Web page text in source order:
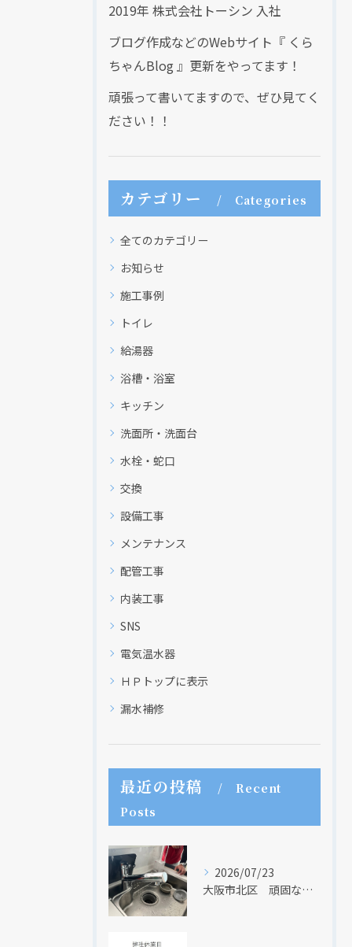
2019年 株式会社トーシン 入社
ブログ作成などのWebサイト『 くら
ちゃんBlog 』更新をやってます！
頑張って書いてますので、ぜひ見てく
ださい！！
カテゴリー Categories
全てのカテゴリー
お知らせ
施工事例
トイレ
給湯器
浴槽・浴室
キッチン
洗面所・洗面台
水栓・蛇口
交換
設備工事
メンテナンス
配管工事
内装工事
SNS
電気温水器
ＨＰトップに表示
漏水補修
最近の投稿
Recent
Posts
2026/07/23
大阪市北区 頑固な水アカはなかなか取れない・・・
現在、新聞に入っている折込チラシです。
現在、新聞に入っている折込チラシです。